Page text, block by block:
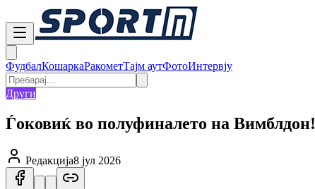
ФудбалКошаркаРакометТајм аутФотоИнтервју
Други
Ѓоковиќ во полуфиналето на Вимблдон!
Редакција8 јул 2026